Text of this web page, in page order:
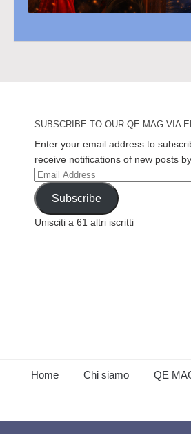
SUBSCRIBE TO OUR QE MAG VIA
Enter your email address to
receive notifications of new posts
Email
Address
Subscribe
Unisciti a 61 altri iscritti
Home Chi siamo QE